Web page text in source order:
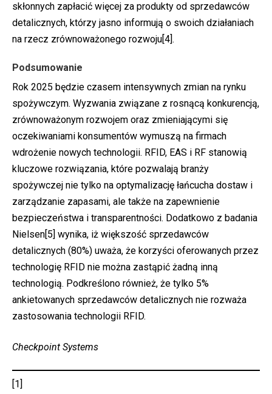
skłonnych zapłacić więcej za produkty od sprzedawców
detalicznych, którzy jasno informują o swoich działaniach
na rzecz zrównoważonego rozwoju[4].
Podsumowanie
Rok 2025 będzie czasem intensywnych zmian na rynku
spożywczym. Wyzwania związane z rosnącą konkurencją,
zrównoważonym rozwojem oraz zmieniającymi się
oczekiwaniami konsumentów wymuszą na firmach
wdrożenie nowych technologii. RFID, EAS i RF stanowią
kluczowe rozwiązania, które pozwalają branży
spożywczej nie tylko na optymalizację łańcucha dostaw i
zarządzanie zapasami, ale także na zapewnienie
bezpieczeństwa i transparentności. Dodatkowo z badania
Nielsen[5] wynika, iż większość sprzedawców
detalicznych (80%) uważa, że korzyści oferowanych przez
technologię RFID nie można zastąpić żadną inną
technologią. Podkreślono również, że tylko 5%
ankietowanych sprzedawców detalicznych nie rozważa
zastosowania technologii RFID.
Checkpoint Systems
[1]